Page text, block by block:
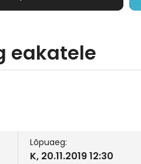
eakatele
Lõpuaeg:
K, 20.11.2019 12:30